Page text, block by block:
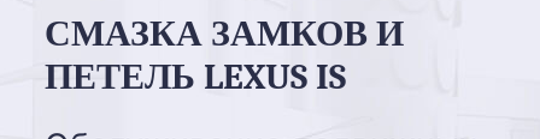
СМАЗКА ЗАМКОВ И
ПЕТЕЛЬ LEXUS IS